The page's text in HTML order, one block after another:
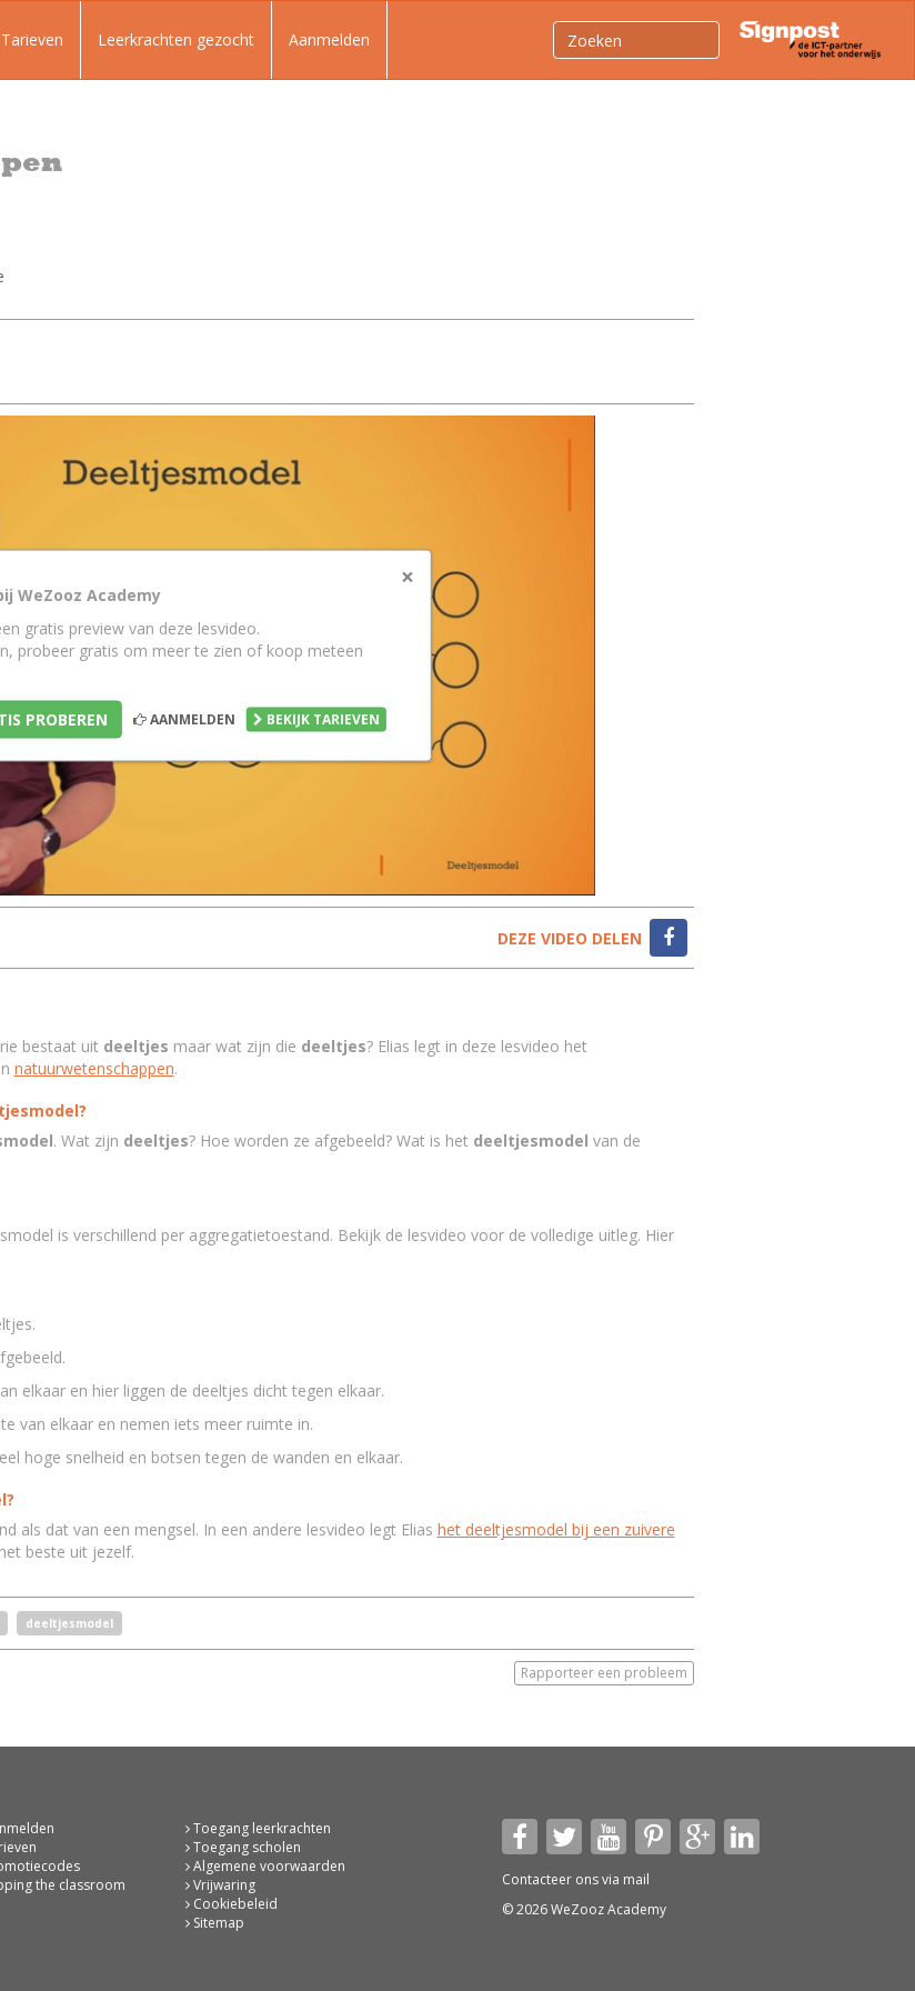
Tarieven Leerkrachten gezocht Aanmelden
×
WeZooz Academy
gratis preview van deze lesvideo.
probeer gratis om meer te zien of koop meteen
PROBEREN AANMELDEN BEKIJK TARIEVEN
DEZE VIDEO DELEN
bestaat uit deeltjes maar wat zijn die deeltjes? Elias legt in deze lesvideo het
natuurwetenschappen.
. Wat zijn deeltjes? Hoe worden ze afgebeeld? Wat is het deeltjesmodel van de
is verschillend per aggregatietoestand. Bekijk de lesvideo voor de volledige uitleg. Hier
elkaar en hier liggen de deeltjes dicht tegen elkaar.
van elkaar en nemen iets meer ruimte in.
hoge snelheid en botsen tegen de wanden en elkaar.
als dat van een mengsel. In een andere lesvideo legt Elias het deeltjesmodel bij een zuivere
beste uit jezelf.
deeltjesmodel
Rapporteer een probleem
the classroom
Toegang leerkrachten
Toegang scholen
Algemene voorwaarden
Vrijwaring
Cookiebeleid
Sitemap
Contacteer ons via mail
© 2026 WeZooz Academy